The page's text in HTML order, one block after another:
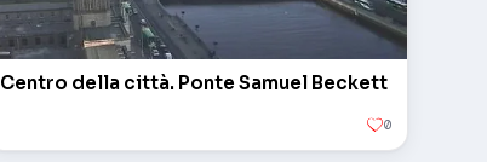
Centro della città. Ponte Samuel Beckett
0